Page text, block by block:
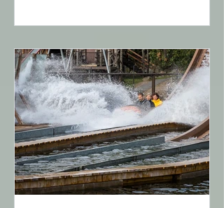
tre biler om gangen. En kort fottur
gjennom skogen fra fergeanløpet
ved Fjone er det en vakker
sandstrand som kalles Paradisbukta.
Dette innlegget beskriver fergen og
stranden. Fergen er en veteranbåt
som fortsatt er i drift. Den går én
gang i timen begge veier over den
500 meter